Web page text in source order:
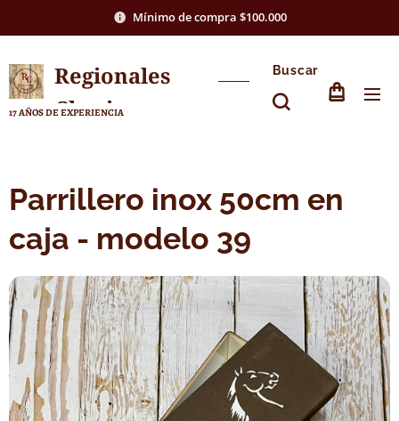
Mínimo de compra $100.000
Regionales
Chasico
17 AÑOS DE EXPERIENCIA
Buscar
Parrillero inox 50cm en
caja - modelo 39